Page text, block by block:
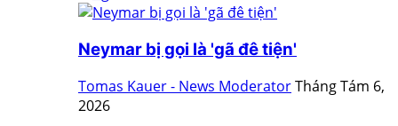
Neymar bị gọi là 'gã đê tiện'
Tomas Kauer - News ModeratorTháng Tám 6,
2026